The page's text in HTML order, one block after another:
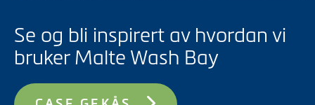
Se og bli inspirert av hvordan vi
bruker Malte Wash Bay